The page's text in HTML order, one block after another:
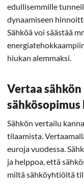
edullisemmille
dynaamiseen
Sähköä voi säästää
hiukan alemmaksi.
Vertaa
sähkösopimus
Sähkön vertailu
tilaamista.
euroja vuodessa.
ja helppoa, että
miltä sähköyhtiöltä